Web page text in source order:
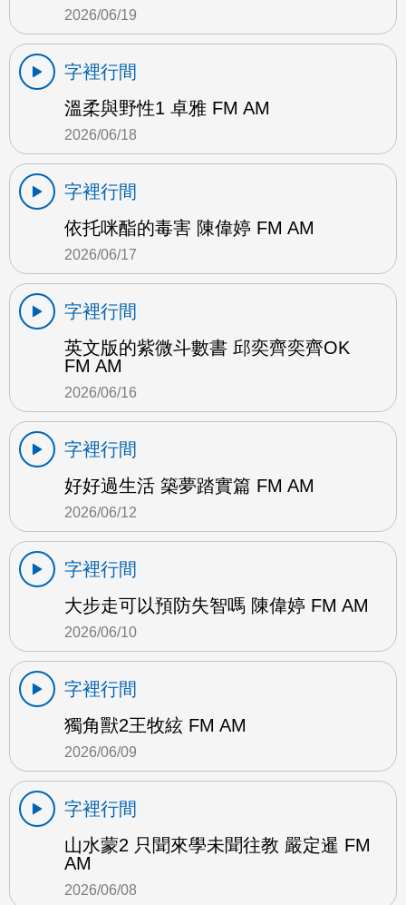
2026/06/19
字裡行間
溫柔與野性1 卓雅 FM AM
2026/06/18
字裡行間
依托咪酯的毒害 陳偉婷 FM AM
2026/06/17
字裡行間
英文版的紫微斗數書 邱奕齊奕齊OK
FM AM
2026/06/16
字裡行間
好好過生活 築夢踏實篇 FM AM
2026/06/12
字裡行間
大步走可以預防失智嗎 陳偉婷 FM AM
2026/06/10
字裡行間
獨角獸2王牧絃 FM AM
2026/06/09
字裡行間
山水蒙2 只聞來學未聞往教 嚴定暹 FM
AM
2026/06/08